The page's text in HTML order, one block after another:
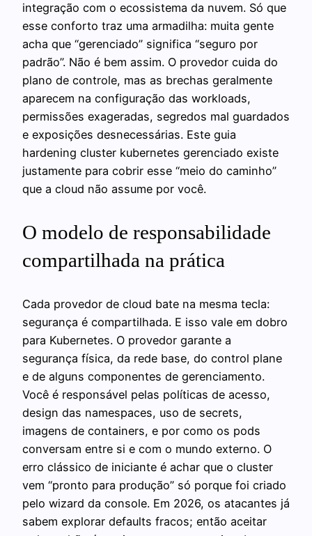
integração com o ecossistema da nuvem. Só que
esse conforto traz uma armadilha: muita gente
acha que “gerenciado” significa “seguro por
padrão”. Não é bem assim. O provedor cuida do
plano de controle, mas as brechas geralmente
aparecem na configuração das workloads,
permissões exageradas, segredos mal guardados
e exposições desnecessárias. Este guia
hardening cluster kubernetes gerenciado existe
justamente para cobrir esse “meio do caminho”
que a cloud não assume por você.
O modelo de responsabilidade
compartilhada na prática
Cada provedor de cloud bate na mesma tecla:
segurança é compartilhada. E isso vale em dobro
para Kubernetes. O provedor garante a
segurança física, da rede base, do control plane
e de alguns componentes de gerenciamento.
Você é responsável pelas políticas de acesso,
design das namespaces, uso de secrets,
imagens de containers, e por como os pods
conversam entre si e com o mundo externo. O
erro clássico de iniciante é achar que o cluster
vem “pronto para produção” só porque foi criado
pelo wizard da console. Em 2026, os atacantes já
sabem explorar defaults fracos; então aceitar